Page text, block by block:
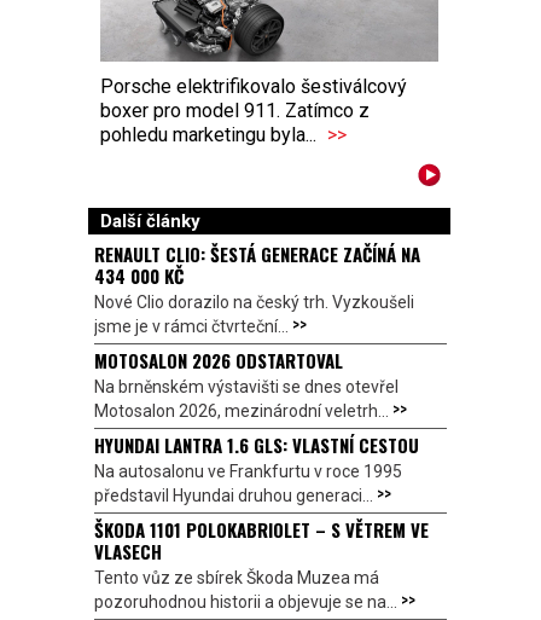
Porsche elektrifikovalo šestiválcový
boxer pro model 911. Zatímco z
pohledu marketingu byla... >>
Další články
RENAULT CLIO: ŠESTÁ GENERACE ZAČÍNÁ NA
434 000 KČ
Nové Clio dorazilo na český trh. Vyzkoušeli
jsme je v rámci čtvrteční... >>
MOTOSALON 2026 ODSTARTOVAL
Na brněnském výstavišti se dnes otevřel
Motosalon 2026, mezinárodní veletrh... >>
HYUNDAI LANTRA 1.6 GLS: VLASTNÍ CESTOU
Na autosalonu ve Frankfurtu v roce 1995
představil Hyundai druhou generaci... >>
ŠKODA 1101 POLOKABRIOLET – S VĚTREM VE
VLASECH
Tento vůz ze sbírek Škoda Muzea má
pozoruhodnou historii a objevuje se na... >>